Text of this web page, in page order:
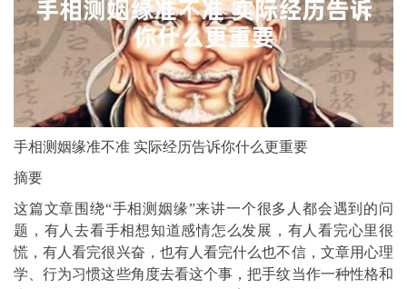
手相测姻缘准不准 实际经历告诉你什么更重要
摘要
这篇文章围绕“手相测姻缘”来讲一个很多人都会遇到的问
题，有人去看手相想知道感情怎么发展，有人看完心里很
慌，有人看完很兴奋，也有人看完什么也不信，文章用心理
学、行为习惯这些角度去看这个事，把手纹当作一种性格和